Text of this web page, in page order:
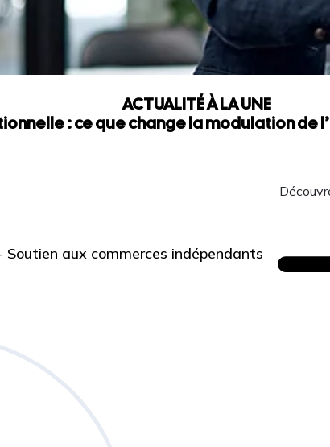
ACTUALITÉ À LA UNE
: ce que change la modulation de
Soutien aux commerces indépendants